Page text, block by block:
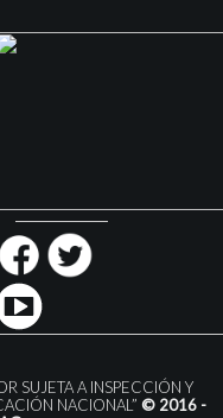
SUJETA A INSPECCIÓN Y
NACIONAL” © 2016 -